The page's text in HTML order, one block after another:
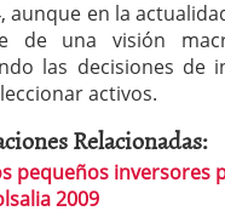
aunque en la
de una visión
las decisiones de
activos.
Relacionadas:
pequeños inversores
2009